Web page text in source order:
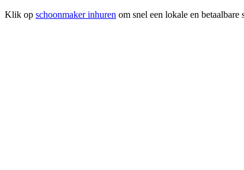
Klik op schoonmaker inhuren om snel een lokale en